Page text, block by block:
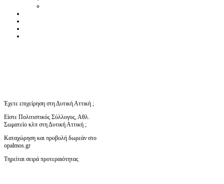
Έχετε επιχείρηση στη Δυτική Αττική ;
Είστε Πολιτιστικός Σύλλογος, Αθλ.
Σωματείο κλπ στη Δυτική Αττική ;
Καταχώρηση και προβολή δωρεάν στο
opalmos.gr
Τηρείται σειρά προτεραιότητας